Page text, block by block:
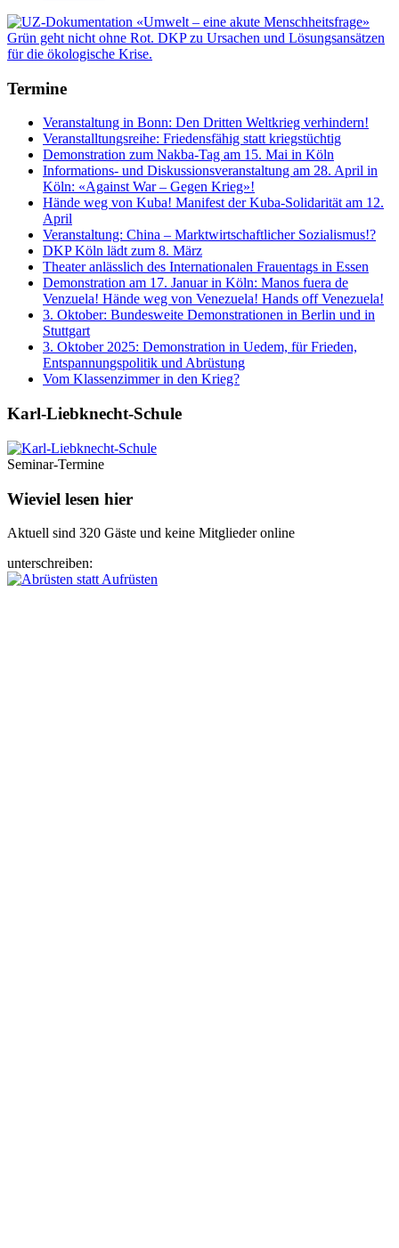
Termine
Veranstaltung in Bonn: Den Dritten Weltkrieg verhindern!
Veranstalltungsreihe: Friedensfähig statt kriegstüchtig
Demonstration zum Nakba-Tag am 15. Mai in Köln
Informations- und Diskussionsveranstaltung am 28. April in
Köln: «Against War – Gegen Krieg»!
Hände weg von Kuba! Manifest der Kuba-Solidarität am 12.
April
Veranstaltung: China – Marktwirtschaftlicher Sozialismus!?
DKP Köln lädt zum 8. März
Theater anlässlich des Internationalen Frauentags in Essen
Demonstration am 17. Januar in Köln: Manos fuera de
Venzuela! Hände weg von Venezuela! Hands off Venezuela!
3. Oktober: Bundesweite Demonstrationen in Berlin und in
Stuttgart
3. Oktober 2025: Demonstration in Uedem, für Frieden,
Entspannungspolitik und Abrüstung
Vom Klassenzimmer in den Krieg?
Karl-Liebknecht-­Schule
Seminar-Termine
Wieviel lesen hier
Aktuell sind 320 Gäste und keine Mitglieder online
unterschreiben: